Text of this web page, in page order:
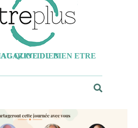
VOTRE MAGAZINE DU BIEN ETRE AU QUOTIDIEN